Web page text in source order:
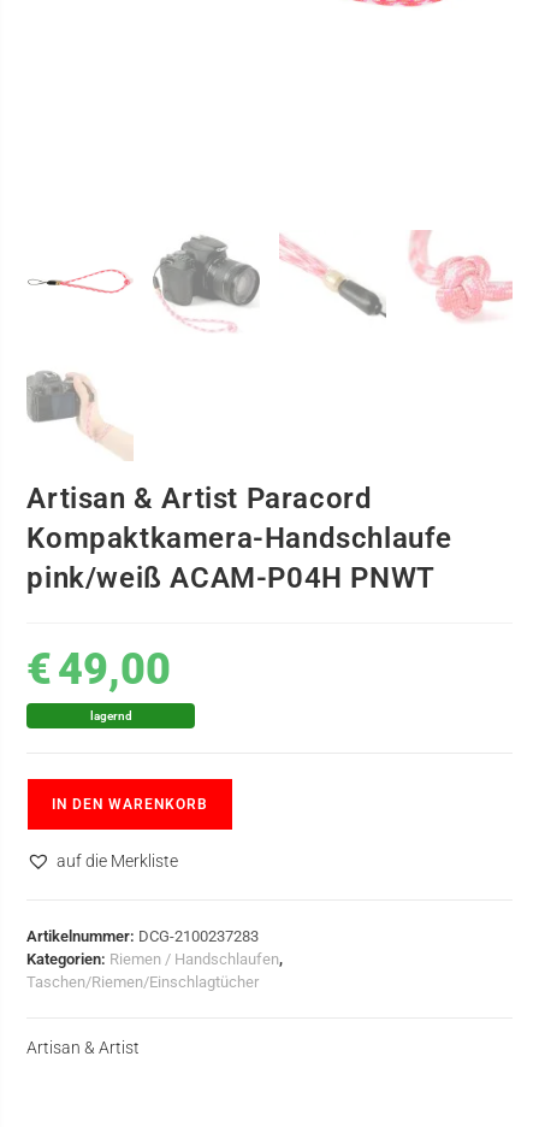
Artisan & Artist Paracord
Kompaktkamera-Handschlaufe
pink/weiß ACAM-P04H PNWT
€49,00
lagernd
IN DEN WARENKORB
auf die Merkliste
Artikelnummer: DCG-2100237283
Kategorien: Riemen / Handschlaufen,
Taschen/Riemen/Einschlagtücher
Artisan & Artist